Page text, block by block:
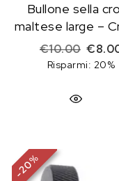
Bullone sella
maltese large –
€10.00 Il
€
Risparmi: 20%
-
20
%